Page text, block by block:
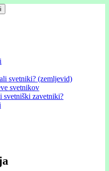
svetniki? (zemljevid)
svetnikov
svetniški zavetniki?